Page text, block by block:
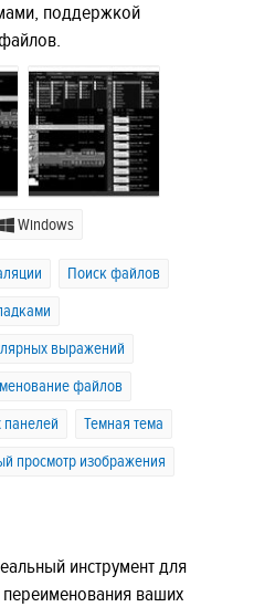
поддержкой
Windows
Поиск файлов
выражений
файлов
Темная тема
просмотр изображения
инструмент для
ваших